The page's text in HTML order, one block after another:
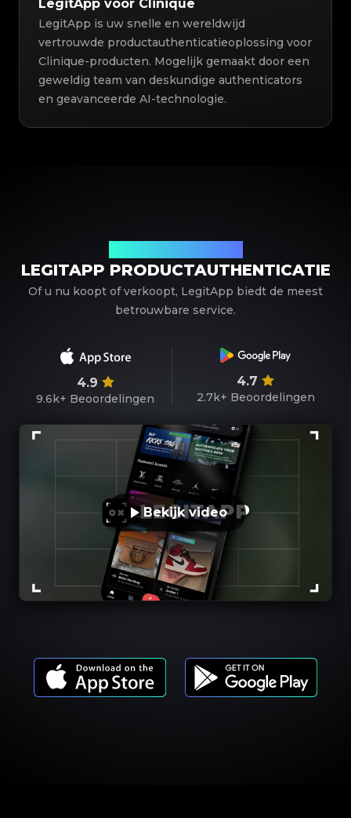
LegitApp voor Clinique
LegitApp is uw snelle en wereldwijd
vertrouwde productauthenticatieoplossing voor
Clinique-producten. Mogelijk gemaakt door een
geweldig team van deskundige authenticators
en geavanceerde AI-technologie.
LEGITAPP PRODUCTAUTHENTICATIE
Of u nu koopt of verkoopt, LegitApp biedt de meest
betrouwbare service.
4.9
9.6k+ Beoordelingen
4.7
2.7k+ Beoordelingen
Bekijk video